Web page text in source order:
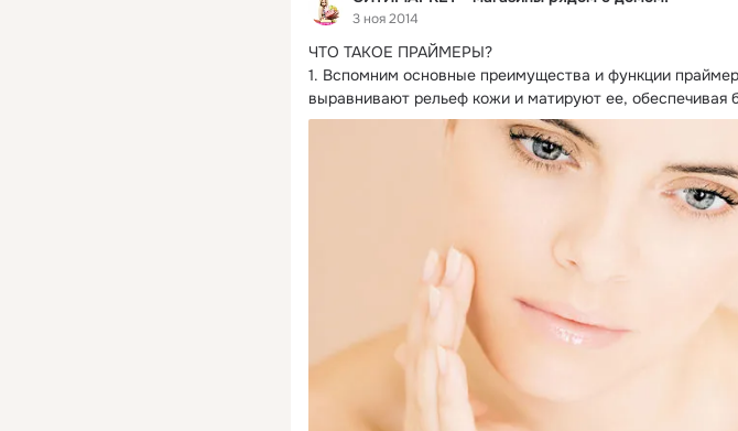
3 ноя 2014
ЧТО ТАКОЕ ПРАЙМЕРЫ?
1. Вспомним основные преимущества и функции
выравнивают рельеф кожи и матируют ее, обеспечивая